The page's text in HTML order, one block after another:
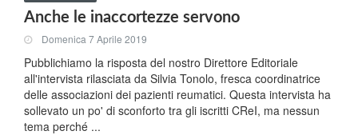
Anche le inaccortezze servono
Domenica 7 Aprile 2019
Pubblichiamo la risposta del nostro Direttore Editoriale
all'intervista rilasciata da Silvia Tonolo, fresca coordinatrice
delle associazioni dei pazienti reumatici. Questa intervista ha
sollevato un po' di sconforto tra gli iscritti CReI, ma nessun
tema perché ...